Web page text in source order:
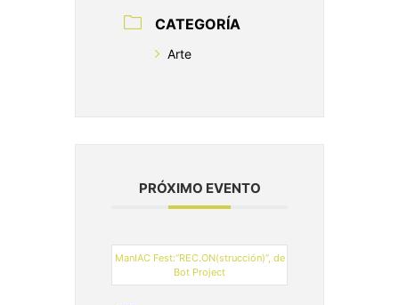
CATEGORÍA
Arte
PRÓXIMO EVENTO
ManIAC Fest:“REC.ON(strucción)”, de
Bot Project